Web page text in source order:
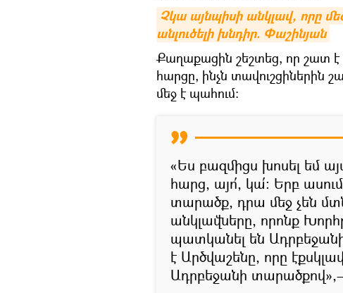
Չկա այնպիսի անկլավ, որը
անլուծելի խնդիր. Փաշինյան
Քաղաքացին շեշտեց, որ շատ է
հարցը, ինչն տավուշցիներին
մեջ է պահում։
«Ես բազմիցս խոսել եմ
հարց, այո՛, կա՛։ Երբ
տարածք, դրա մեջ չեն
անկլավները, որոնք
պատկանել են
է Արծվաշենը, որը
Ադրբեջանի